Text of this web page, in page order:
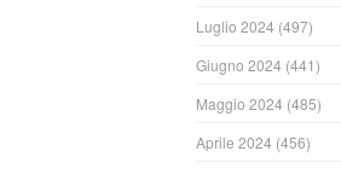
Luglio 2024 (497)
Giugno 2024 (441)
Maggio 2024 (485)
Aprile 2024 (456)